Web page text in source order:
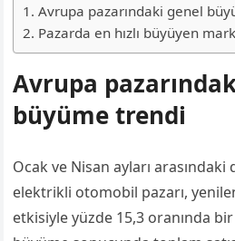
Avrupa pazarındaki genel
Pazarda en hızlı büyüyen
Avrupa
büyüme trendi
Ocak ve Nisan ayları arasındaki
elektrikli otomobil pazarı,
etkisiyle yüzde 15,3 oranında